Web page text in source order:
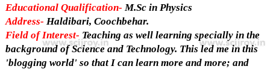
Educational Qualification- M.Sc in Physics
Address- Haldibari, Coochbehar.
Field of Interest- Teaching as well learning specially in the
background of Science and Technology. This led me in this
'blogging world' so that I can learn more and more; and